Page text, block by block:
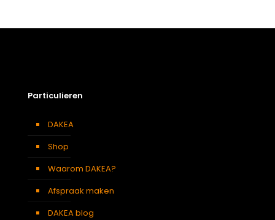
Particulieren
DAKEA
Shop
Waarom DAKEA?
Afspraak maken
DAKEA blog